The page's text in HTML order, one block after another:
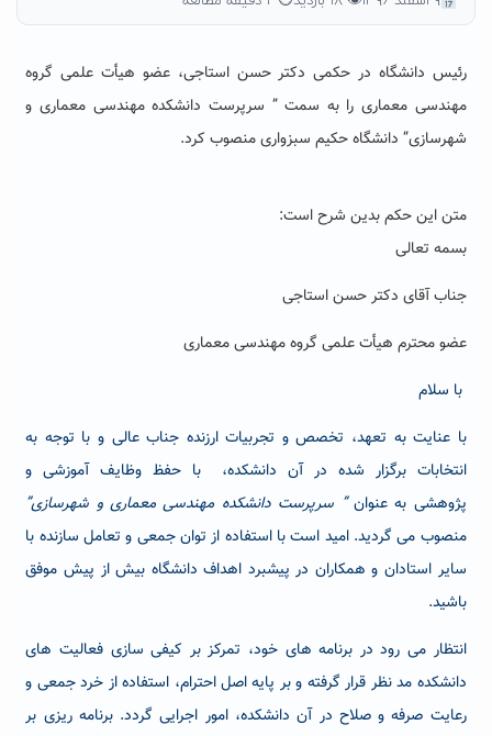
رئیس دانشگاه در حکمی دکتر حسن استاجی، عضو هیأت علمی گروه
مهندسی معماری را به سمت ” سرپرست دانشکده مهندسی معماری و
شهرسازی” دانشگاه حکیم سبزواری منصوب کرد.
متن این حکم بدین شرح است:
بسمه تعالی
جناب آقای دکتر حسن استاجی
عضو محترم هیأت علمی گروه مهندسی معماری
با سلام
با عنایت به تعهد، تخصص و تجربیات ارزنده جناب عالی و با توجه به
انتخابات برگزار شده در آن دانشکده، با حفظ وظایف آموزشی و
پژوهشی به عنوان” سرپرست دانشکده مهندسی معماری و شهرسازی”
منصوب می گردید. امید است با استفاده از توان جمعی و تعامل سازنده با
سایر استادان و همکاران در پیشبرد اهداف دانشگاه بیش از پیش موفق
باشید.
انتظار می رود در برنامه های خود، تمرکز بر کیفی سازی فعالیت های
دانشکده مد نظر قرار گرفته و بر پایه اصل احترام، استفاده از خرد جمعی و
رعایت صرفه و صلاح در آن دانشکده، امور اجرایی گردد. برنامه ریزی بر